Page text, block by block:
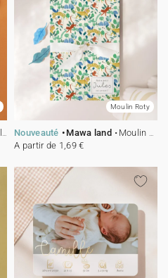
Moulin Roty
Nouveauté Mawa land
Moulin Roty
A partir de 1,69 €